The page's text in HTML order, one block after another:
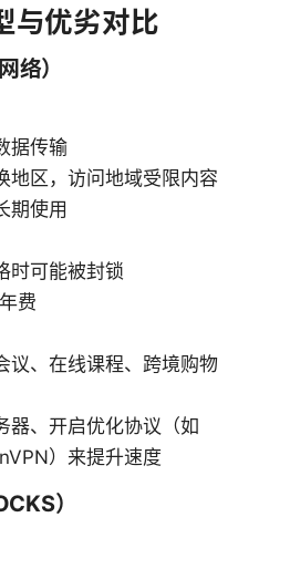
与优劣对比
络）
据传输
地区，访问地域受限内容
期使用
时可能被封锁
费
议、在线课程、跨境购物
器、开启优化协议（如
）来提升速度
）